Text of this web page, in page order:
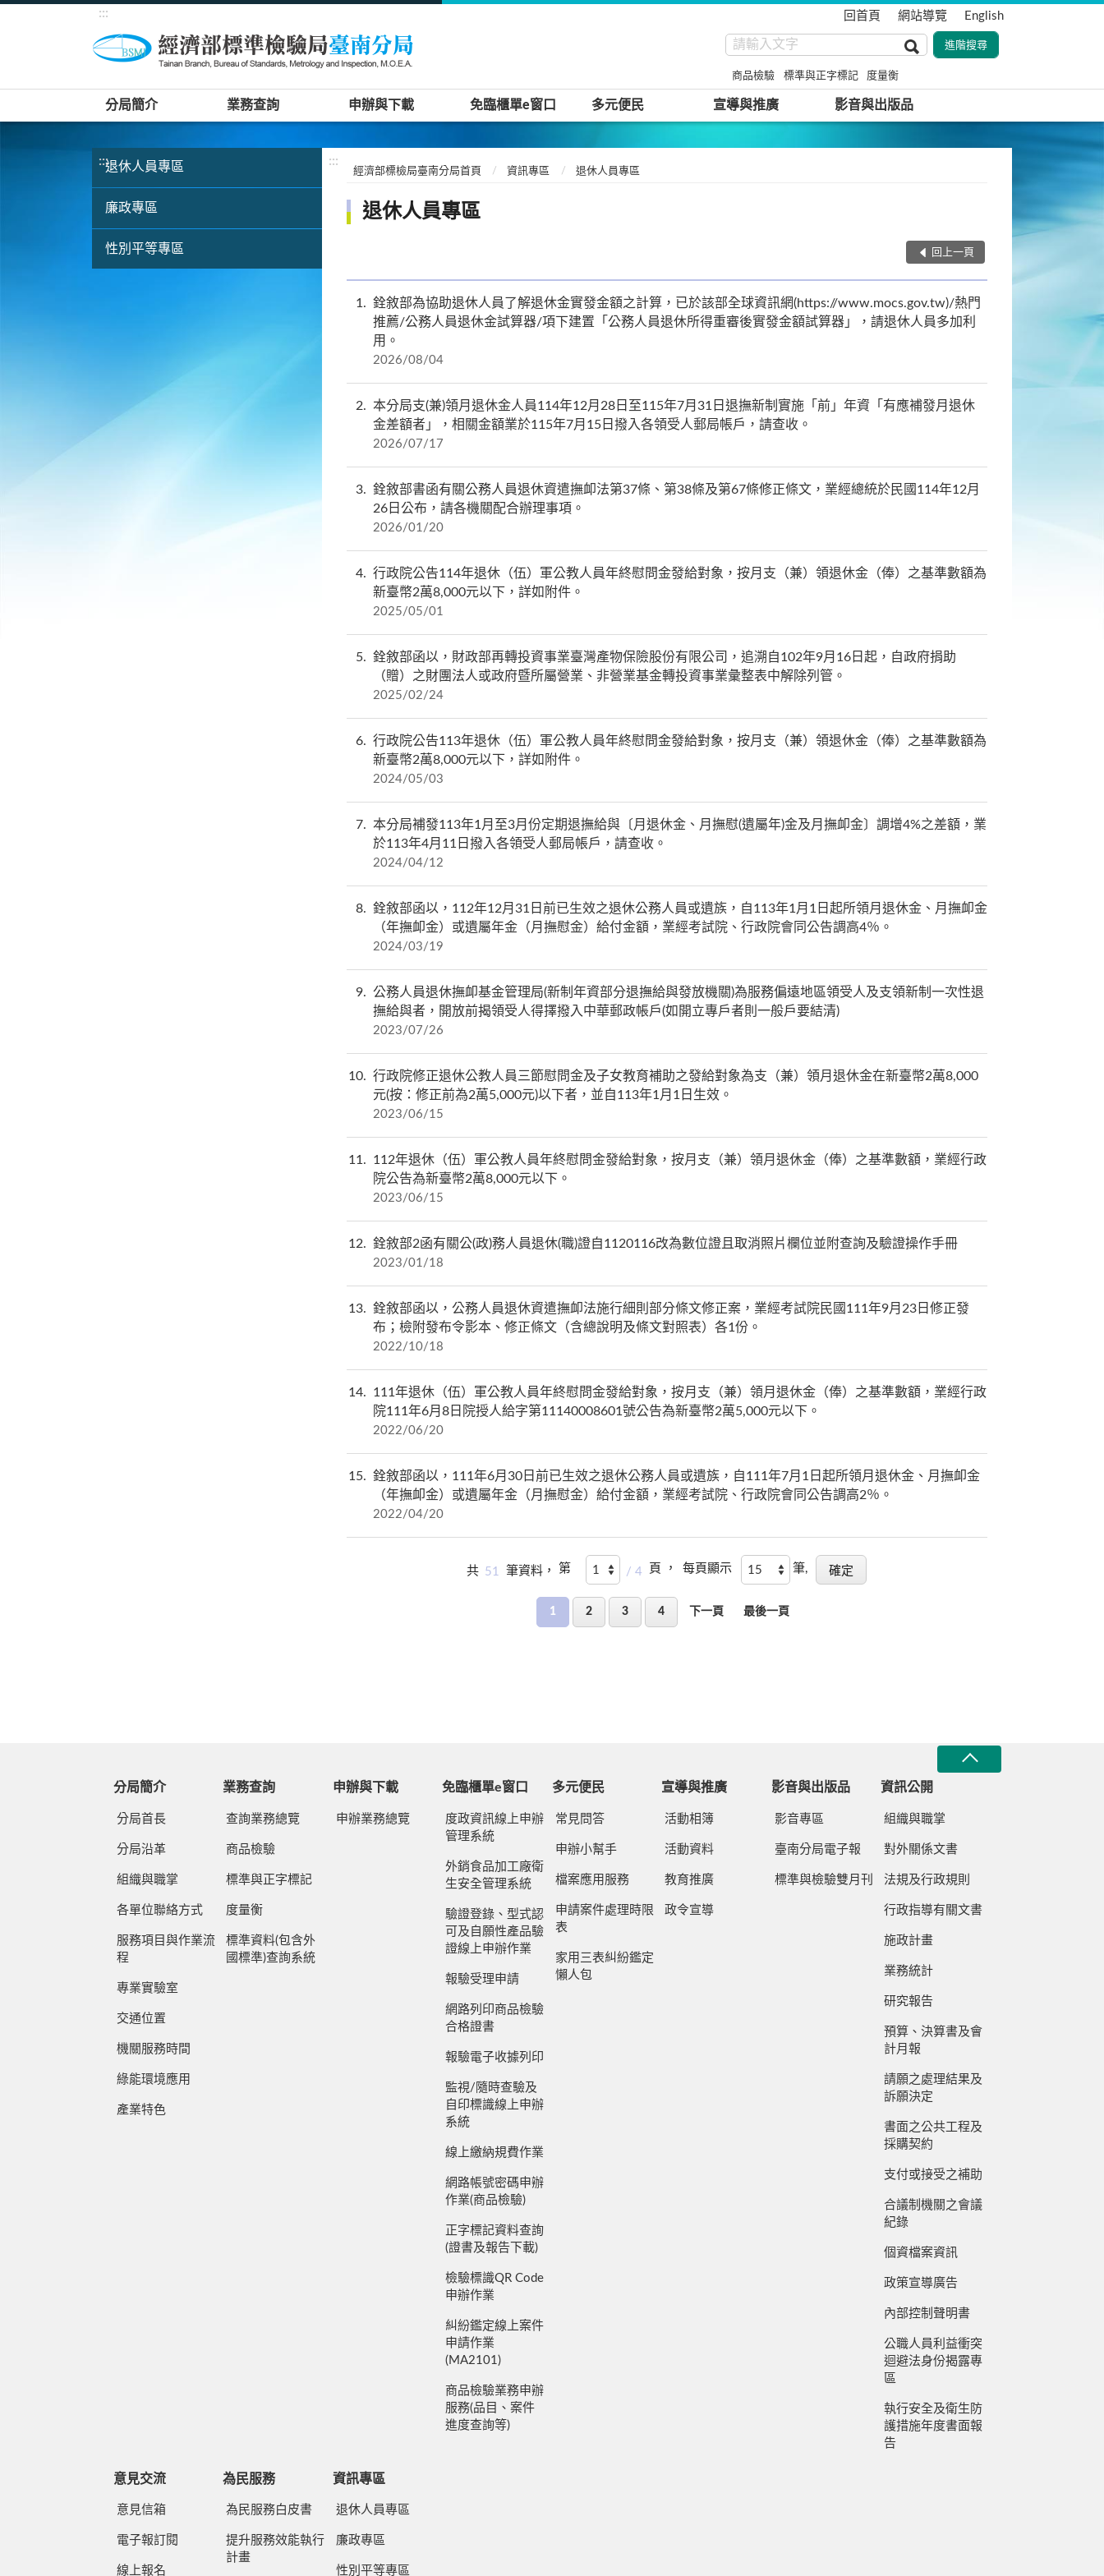
回首頁 網站導覽 English
:::
商品檢驗 標準與正字標記 度量衡
分局簡介 業務查詢 申辦與下載 免臨櫃單e窗口 多元便民 宣導與推廣 影音與出版品
:::退休人員專區
廉政專區
性別平等專區
:::
經濟部標檢局臺南分局首頁 資訊專區 退休人員專區
退休人員專區
回上一頁
1
銓敘部為協助退休人員了解退休金實發金額之計算，已於該部全球資訊網(https://www.mocs.gov.tw)/熱門
推薦/公務人員退休金試算器/項下建置「公務人員退休所得重審後實發金額試算器」，請退休人員多加利
用。
2026/08/04
2
本分局支(兼)領月退休金人員114年12月28日至115年7月31日退撫新制實施「前」年資「有應補發月退休
金差額者」，相關金額業於115年7月15日撥入各領受人郵局帳戶，請查收。
2026/07/17
3
銓敘部書函有關公務人員退休資遣撫卹法第37條、第38條及第67條修正條文，業經總統於民國114年12月
26日公布，請各機關配合辦理事項。
2026/01/20
4
行政院公告114年退休（伍）軍公教人員年終慰問金發給對象，按月支（兼）領退休金（俸）之基準數額為
新臺幣2萬8,000元以下，詳如附件。
2025/05/01
5
銓敘部函以，財政部再轉投資事業臺灣產物保險股份有限公司，追溯自102年9月16日起，自政府捐助
（贈）之財團法人或政府暨所屬營業、非營業基金轉投資事業彙整表中解除列管。
2025/02/24
6
行政院公告113年退休（伍）軍公教人員年終慰問金發給對象，按月支（兼）領退休金（俸）之基準數額為
新臺幣2萬8,000元以下，詳如附件。
2024/05/03
7
本分局補發113年1月至3月份定期退撫給與〔月退休金、月撫慰(遺屬年)金及月撫卹金〕調增4%之差額，業
於113年4月11日撥入各領受人郵局帳戶，請查收。
2024/04/12
8
銓敘部函以，112年12月31日前已生效之退休公務人員或遺族，自113年1月1日起所領月退休金、月撫卹金
（年撫卹金）或遺屬年金（月撫慰金）給付金額，業經考試院、行政院會同公告調高4％。
2024/03/19
9
公務人員退休撫卹基金管理局(新制年資部分退撫給與發放機關)為服務偏遠地區領受人及支領新制一次性退
撫給與者，開放前揭領受人得擇撥入中華郵政帳戶(如開立專戶者則一般戶要結清)
2023/07/26
10
行政院修正退休公教人員三節慰問金及子女教育補助之發給對象為支（兼）領月退休金在新臺幣2萬8,000
元(按：修正前為2萬5,000元)以下者，並自113年1月1日生效。
2023/06/15
11
112年退休（伍）軍公教人員年終慰問金發給對象，按月支（兼）領月退休金（俸）之基準數額，業經行政
院公告為新臺幣2萬8,000元以下。
2023/06/15
12 銓敘部2函有關公(政)務人員退休(職)證自1120116改為數位證且取消照片欄位並附查詢及驗證操作手冊
2023/01/18
13
銓敘部函以，公務人員退休資遣撫卹法施行細則部分條文修正案，業經考試院民國111年9月23日修正發
布；檢附發布令影本、修正條文（含總說明及條文對照表）各1份。
2022/10/18
14
111年退休（伍）軍公教人員年終慰問金發給對象，按月支（兼）領月退休金（俸）之基準數額，業經行政
院111年6月8日院授人給字第11140008601號公告為新臺幣2萬5,000元以下。
2022/06/20
15
銓敘部函以，111年6月30日前已生效之退休公務人員或遺族，自111年7月1日起所領月退休金、月撫卹金
（年撫卹金）或遺屬年金（月撫慰金）給付金額，業經考試院、行政院會同公告調高2％。
2022/04/20
共 51 筆資料， 第 / 4 頁 ， 每頁顯示 筆,
1 2 3 4 下一頁 最後一頁
分局簡介
分局首長
分局沿革
組織與職掌
各單位聯絡方式
服務項目與作業流
程
專業實驗室
交通位置
機關服務時間
綠能環境應用
產業特色
業務查詢
查詢業務總覽
商品檢驗
標準與正字標記
度量衡
標準資料(包含外
國標準)查詢系統
申辦與下載
申辦業務總覽
免臨櫃單e窗口
度政資訊線上申辦
管理系統
外銷食品加工廠衛
生安全管理系統
驗證登錄、型式認
可及自願性產品驗
證線上申辦作業
報驗受理申請
網路列印商品檢驗
合格證書
報驗電子收據列印
監視/隨時查驗及
自印標識線上申辦
系統
線上繳納規費作業
網路帳號密碼申辦
作業(商品檢驗)
正字標記資料查詢
(證書及報告下載)
檢驗標識QR Code
申辦作業
糾紛鑑定線上案件
申請作業
(MA2101)
商品檢驗業務申辦
服務(品目、案件
進度查詢等)
多元便民
常見問答
申辦小幫手
檔案應用服務
申請案件處理時限
表
家用三表糾紛鑑定
懶人包
宣導與推廣
活動相簿
活動資料
教育推廣
政令宣導
影音與出版品
影音專區
臺南分局電子報
標準與檢驗雙月刊
資訊公開
組織與職掌
對外關係文書
法規及行政規則
行政指導有關文書
施政計畫
業務統計
研究報告
預算、決算書及會
計月報
請願之處理結果及
訴願決定
書面之公共工程及
採購契約
支付或接受之補助
合議制機關之會議
紀錄
個資檔案資訊
政策宣導廣告
內部控制聲明書
公職人員利益衝突
迴避法身份揭露專
區
執行安全及衛生防
護措施年度書面報
告
意見交流
意見信箱
電子報訂閱
線上報名
為民服務
為民服務白皮書
提升服務效能執行
計畫
資訊專區
退休人員專區
廉政專區
性別平等專區